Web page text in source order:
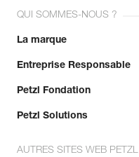
QUI SOMMES-NOUS ?
La marque
Entreprise Responsable
Petzl Fondation
Petzl Solutions
AUTRES SITES WEB PETZL